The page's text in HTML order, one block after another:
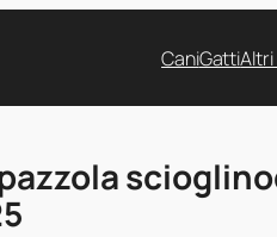
CaniGattiAltri